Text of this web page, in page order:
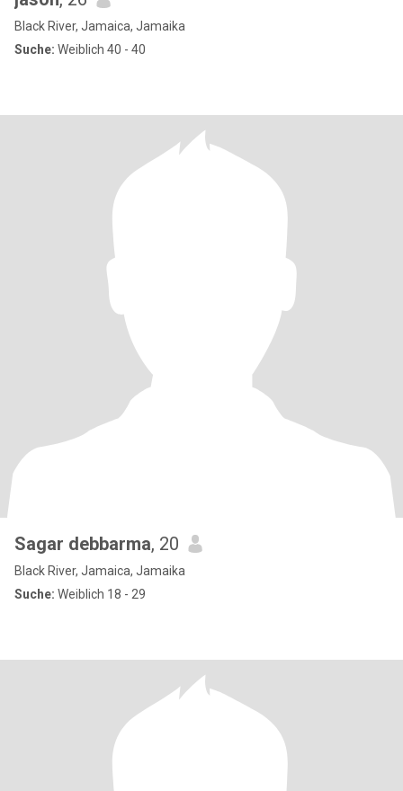
Black River, Jamaica, Jamaika
Suche: Weiblich 40 - 40
Sagar debbarma, 20
Black River, Jamaica, Jamaika
Suche: Weiblich 18 - 29